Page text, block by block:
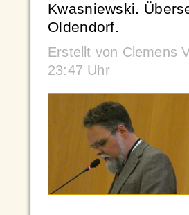
Kwasniewski.
Oldendorf.
Erstellt von Clemens
23:47 Uhr